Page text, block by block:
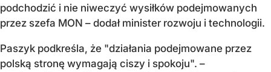
podchodzić i nie niweczyć wysiłków podejmowanych
przez szefa MON – dodał minister rozwoju i technologii.
Paszyk podkreśla, że "działania podejmowane przez
polską stronę wymagają ciszy i spokoju". –